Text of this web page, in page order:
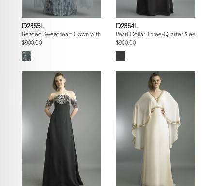
D2355L
Beaded Sweetheart Gown with Tulle Cape
$900.00
D2354L
Pearl Collar Three-Quarter Sleeve
$900.00